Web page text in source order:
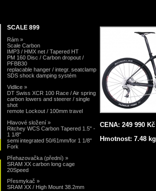
CENA: 249 990 Kč
Hmotnost: 7.48 kg
SCALE 899
Rám »
Scale Carbon
IMP3 / HMX net / Tapered HT
PM 160 Disc / Carbon dropout /
PFBB30
replacable hanger / integr. seatclamp
SDS shock damping systém
Vidlice »
DT Swiss XCR 100 Race / Air spring
carbon lowers and steerer / single
shot
remote Lockout / 100mm travel
Hlavové složení »
Ritchey WCS Carbon Tapered 1.5" -
1 1/8"
semi integrated 50/61mm/for 1 1/8"
Fork
Přehazovačka (přední) »
SRAM XX carbon long cage
20Speed
Přesmykač »
SRAM XX / High Mount 38.2mm